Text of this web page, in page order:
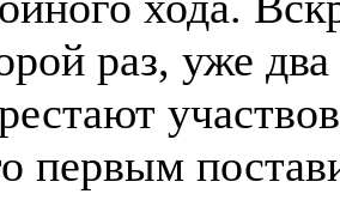
раз, уже
первым